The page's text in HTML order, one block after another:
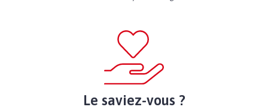
Le saviez-vous ?